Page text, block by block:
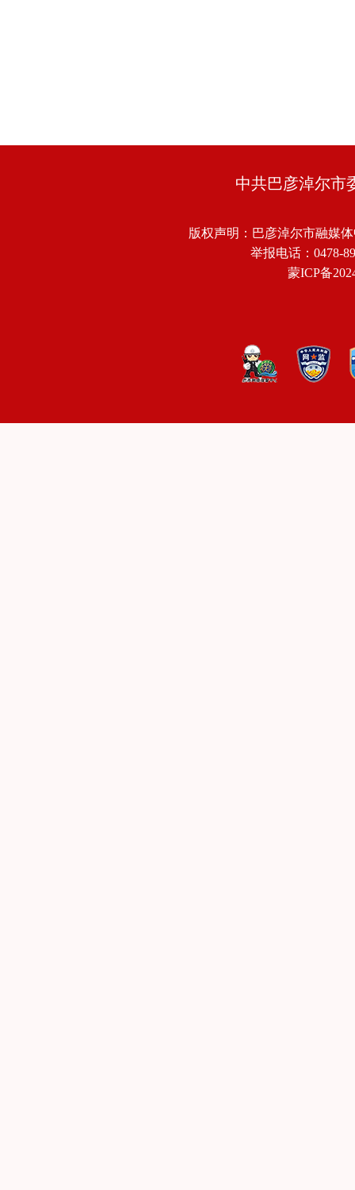
中共巴彦淖尔市
版权声明：巴彦淖尔市融媒
举报电话：0478-
蒙ICP备